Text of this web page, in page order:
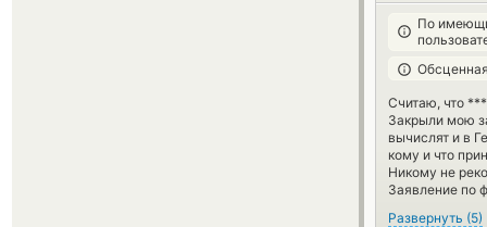
По
Считаю, что
Закрыли мою
вычислят и в
кому и что
Никому не
Заявление по
Развернуть (5)